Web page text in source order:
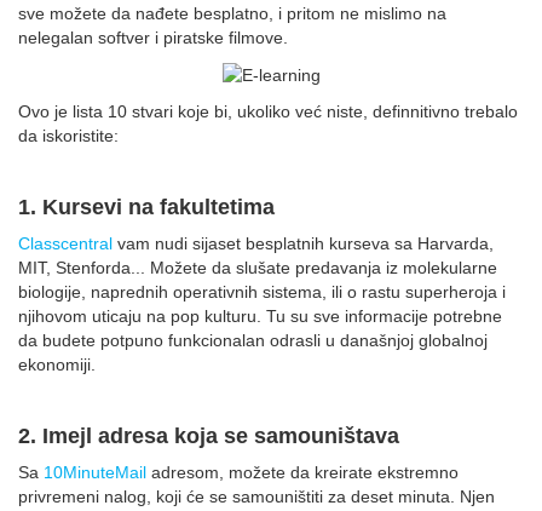
sve možete da nađete besplatno, i pritom ne mislimo na
nelegalan softver i piratske filmove.
Ovo je lista 10 stvari koje bi, ukoliko već niste, definnitivno trebalo
da iskoristite:
1. Kursevi na fakultetima
Classcentral vam nudi sijaset besplatnih kurseva sa Harvarda,
MIT, Stenforda... Možete da slušate predavanja iz molekularne
biologije, naprednih operativnih sistema, ili o rastu superheroja i
njihovom uticaju na pop kulturu. Tu su sve informacije potrebne
da budete potpuno funkcionalan odrasli u današnjoj globalnoj
ekonomiji.
2. Imejl adresa koja se samouništava
Sa 10MinuteMail adresom, možete da kreirate ekstremno
privremeni nalog, koji će se samouništiti za deset minuta. Njen